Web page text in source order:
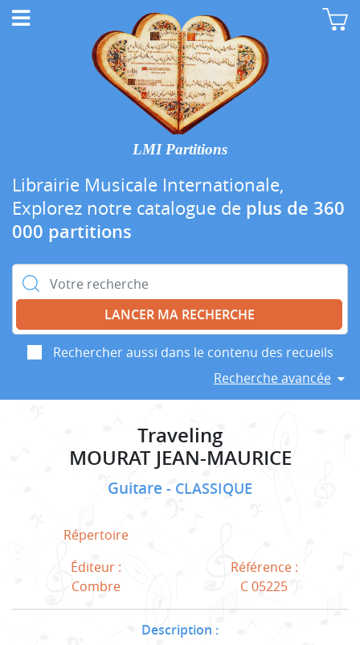
LMI Partitions
Librairie Musicale Internationale,
Explorez notre catalogue de plus de 360
000 partitions
Rechercher :
Rechercher aussi dans le contenu des recueils
Recherche avancée
Traveling
MOURAT JEAN-MAURICE
Guitare CLASSIQUE
Répertoire
Éditeur :
Combre
Référence :
C 05225
Description :